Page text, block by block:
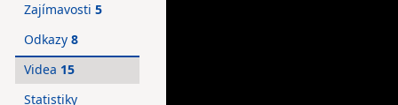
Zajímavosti 5
Odkazy 8
Videa 15
Statistiky